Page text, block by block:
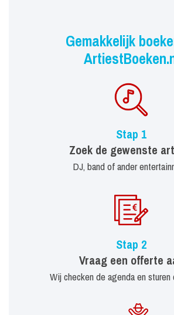
Gemakkelijk
Stap 1
Zoek de gewenste
DJ, band of ander
Stap 2
Vraag een offerte
Wij checken de agenda en